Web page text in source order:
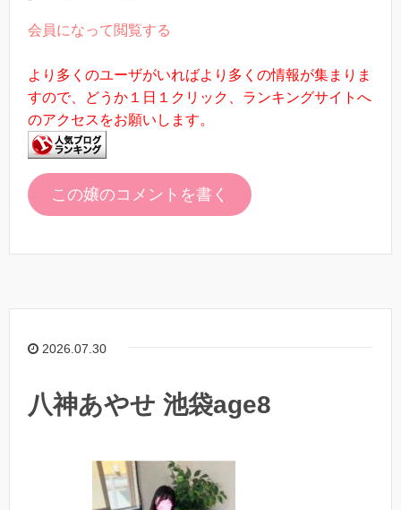
会員になって閲覧する
より多くのユーザがいればより多くの情報が集まりま
すので、どうか１日１クリック、ランキングサイトへ
のアクセスをお願いします。
この嬢のコメントを書く
2026.07.30
八神あやせ 池袋age8